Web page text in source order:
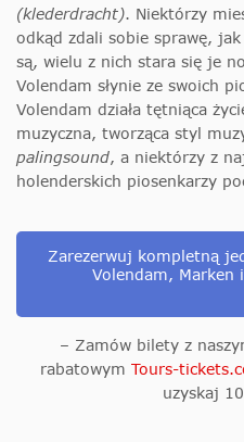
(klederdracht). Niektórzy
odkąd zdali sobie sprawę,
są, wielu z nich stara się je
Volendam słynie ze swoich
Volendam działa tętniąca
muzyczna, tworząca styl
palingsound, a niektórzy z
holenderskich piosenkarzy
Zarezerwuj kompletną
Volendam, Marken
– Zamów bilety z
rabatowymTours-
uzyskaj